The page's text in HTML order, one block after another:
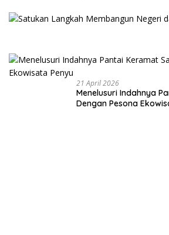
21 April 2026
Menelusuri Indahnya
Dengan Pesona